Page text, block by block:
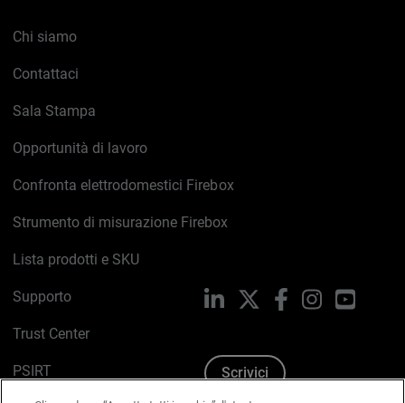
Chi siamo
Contattaci
Sala Stampa
Opportunità di lavoro
Confronta elettrodomestici Firebox
Strumento di misurazione Firebox
Lista prodotti e SKU
Supporto
Trust Center
PSIRT
LinkedIn FacebookInstagram
Scrivici